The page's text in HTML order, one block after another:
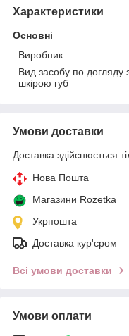
Характеристики
Основні
Виробник
Вид засобу по догляду
шкірою губ
Умови доставки
Доставка здійснюється
Нова Пошта
Магазини Rozetka
Укрпошта
Доставка кур'єром
Всі умови доставки
Умови оплати